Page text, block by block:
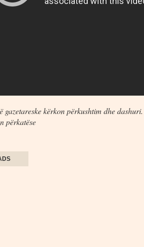
gazetareske kërkon përkushtim dhe
përkatëse